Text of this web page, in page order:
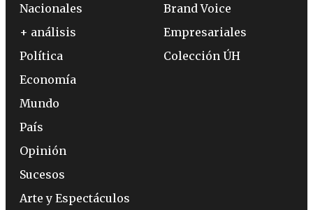
Nacionales
+ análisis
Política
Economía
Mundo
País
Opinión
Sucesos
Arte y Espectáculos
Brand Voice
Empresariales
Colección ÚH